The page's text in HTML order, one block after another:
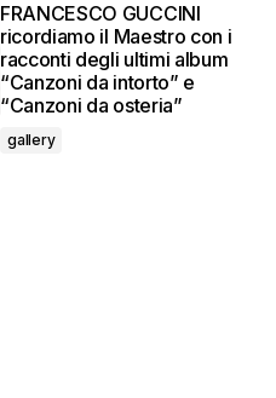
FRANCESCO GUCCINI
ricordiamo il Maestro con i
racconti degli ultimi album
“Canzoni da intorto” e
“Canzoni da osteria”
gallery